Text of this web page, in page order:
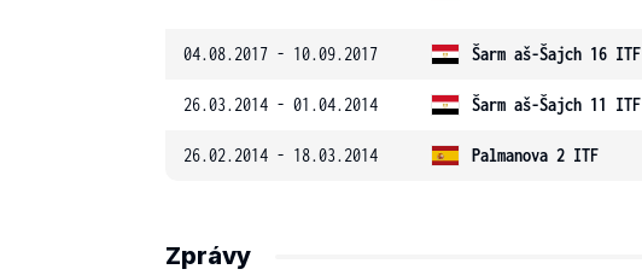
04.08.2017 - 10.09.2017 Šarm aš-Šajch 16 ITF
26.03.2014 - 01.04.2014 Šarm aš-Šajch 11 ITF
26.02.2014 - 18.03.2014 Palmanova 2 ITF
Zprávy